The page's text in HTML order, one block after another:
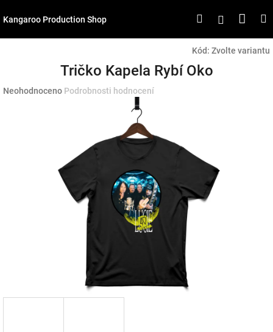
naKangaroo Production Shop HledatPřihlášení
Kód: Zvolte variantu
Tričko Kapela Rybí Oko
Průměrné
Neohodnoceno Podrobnosti hodnocení